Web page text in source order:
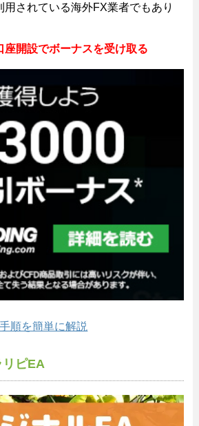
用されている海外FX業者でもあり
座開設でボーナスを受け取る
順を簡単に解説
リピEA